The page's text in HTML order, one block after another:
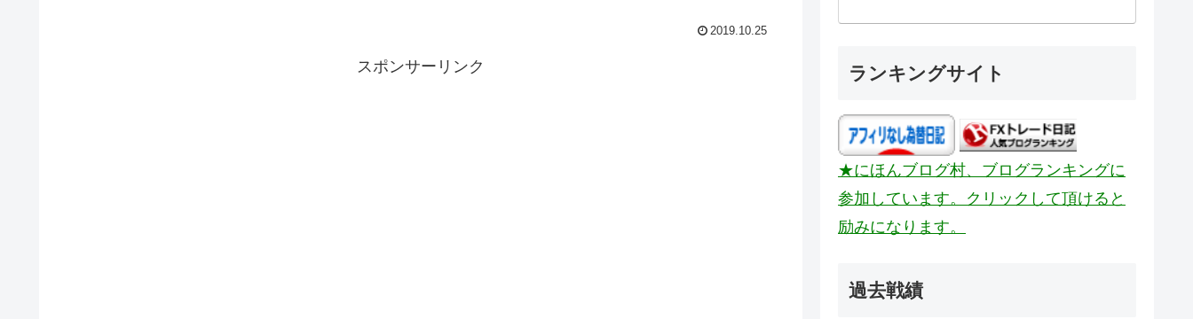
2019.10.25
スポンサーリンク ランキングサイト
★にほんブログ村、ブログランキングに
参加しています。クリックして頂けると
励みになります。
過去戦績